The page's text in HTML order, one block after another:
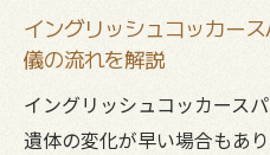
ペット葬儀の費用
を
イングリッシュコ
た費用の考え方
イングリッシュコッカー
儀の流れを解説
イングリッシュコッカース
遺体の変化が早い場合もあ